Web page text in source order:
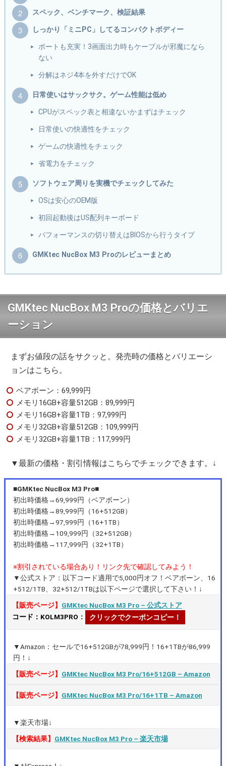
スペック、ベンチマーク、検証結果
しっかり「ミニPC」してるコンパクトボディー
ポートも充実！3画面出力時もケーブルが邪魔になら
ない
分解はネジ4本を外すだけでOK
日常使いはサックサク。ゲーム性能は低め
CPUがスペック表と相違ないかまずはチェック
日常使いの快適性をチェック
ゲームの快適性をチェック
省電力をチェック
ソフトウェア周りを実機でチェックしてみた
OSは安心のOEM版
初回起動後はUS配列キーボード
パフォーマンスの切り替えはBIOSから行うタイプ
GMKtec NucBox M3 Proのレビューまとめ
GMKtec NucBox M3 Proの価格とバリエ
ーション
まずお値段の話をサクッと。発売時の価格とバリエーシ
ョンはこちら。
ベアボーン：69,999円
メモリ16GB+容量512GB：89,999円
メモリ16GB+容量1TB：97,999円
メモリ32GB+容量512GB：109,999円
メモリ32GB+容量1TB：117,999円
▼最新の価格・割引情報はこちらでチェックできます。↓
■GMKtec NucBox M3 Pro■
初出時価格→69,999円（ベアボーン）
初出時価格→89,999円（16+512GB）
初出時価格→97,999円（16+1TB）
初出時価格→109,999円（32+512GB）
初出時価格→117,999円（32+1TB）
※割引されている場合あり！リンク先で確認してみよう！
▼公式ストア：以下コード適用で5,000円オフ！ベアボーン、16
+512/1TB、32+512/1TBは以下ページで選択して下さい！↓
【販売ページ】 GMKtec NucBox M3 Pro – 公式ストア
コード：KOLM3PRO ： クリックでクーポンコピー！
▼Amazon：セールで16+512GBが78,999円！16+1TBが86,999
円！↓
【販売ページ】 GMKtec NucBox M3 Pro/16+512GB – Amazon
【販売ページ】 GMKtec NucBox M3 Pro/16+1TB – Amazon
▼楽天市場↓
【検索結果】 GMKtec NucBox M3 Pro – 楽天市場